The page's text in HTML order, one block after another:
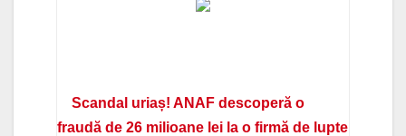
Scandal uriaș! ANAF descoperă o
fraudă de 26 milioane lei la o firmă de lupte